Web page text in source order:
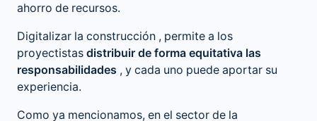
ahorro de recursos.
Digitalizar la construcción , permite a los
proyectistas distribuir de forma equitativa las
responsabilidades , y cada uno puede aportar su
experiencia.
Como ya mencionamos, en el sector de la